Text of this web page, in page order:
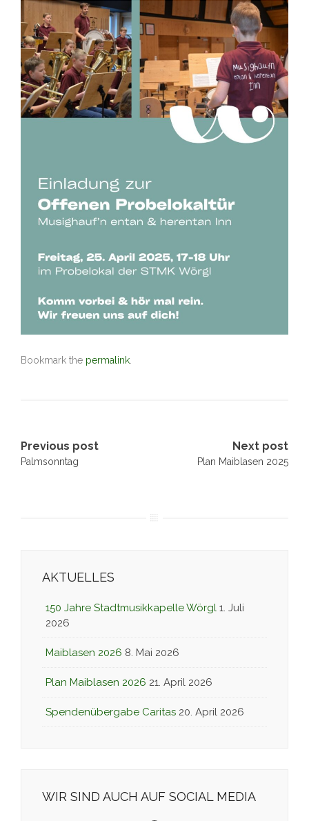
Bookmark the permalink
Post
navigation
Previous post
Palmsonntag
Next post
Plan Maiblasen 2025
AKTUELLES
150 Jahre Stadtmusikkapelle Wörgl 1. Juli
2026
Maiblasen 2026 8. Mai 2026
Plan Maiblasen 2026 21. April 2026
Spendenübergabe Caritas 20. April 2026
WIR SIND AUCH AUF SOCIAL MEDIA